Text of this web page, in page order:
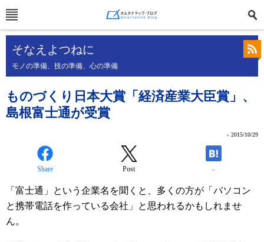
そなえよつねに
モノの準備、技の準備、心の準備
ものづくり日本大賞「経済産業大臣賞」、
島根富士通が受賞
» 2015/10/29
Share Post -
「富士通」という企業名を聞くと、多くの方が「パソコン
と携帯電話を作っている会社」と思われるかもしれませ
ん。